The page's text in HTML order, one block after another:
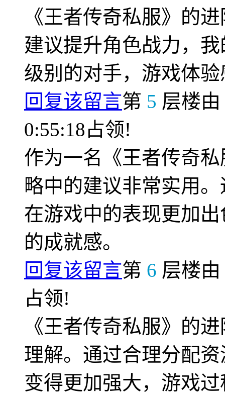
《王者传奇私服》的
建议提升角色战力，
级别的对手，游戏体
回复该留言第 5 层楼由
0:55:18占领!
作为一名《王者传奇
略中的建议非常实用
在游戏中的表现更加
的成就感。
回复该留言第 6 层楼由
占领!
《王者传奇私服》的
理解。通过合理分配
变得更加强大，游戏